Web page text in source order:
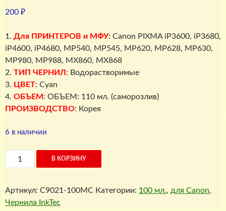
200 ₽
1. Для ПРИНТЕРОВ и МФУ: Canon PIXMA iP3600, iP3680,
iP4600, iP4680, MP540, MP545, MP620, MP628, MP630,
MP980, MP988, MX860, MX868
2. ТИП ЧЕРНИЛ : Водорастворимые
3. ЦВЕТ: Cyan
4. ОБЪЕМ : ОБЪЕМ: 110 мл. (саморозлив)
ПРОИЗВОДСТВО: Корея
6 в наличии
Количество
товара
Чернила
для
Canon
В КОРЗИНУ
Артикул: C9021-100MC Категории: 100 мл., для Canon,
Чернила InkTec